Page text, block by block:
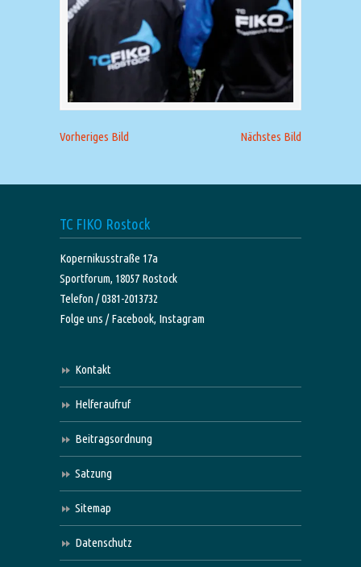
Vorheriges Bild Nächstes Bild
TC FIKO Rostock
Kopernikusstraße 17a
Sportforum, 18057 Rostock
Telefon / 0381-2013732
Folge uns /Facebook, Instagram
Kontakt
Helferaufruf
Beitragsordnung
Satzung
Sitemap
Datenschutz